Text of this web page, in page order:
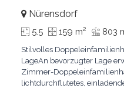
Nürensdorf
5.5 159 m2 803
Stilvolles
LageAn bevorzugter Lage
Zimmer-
lichtdurchflutetes,